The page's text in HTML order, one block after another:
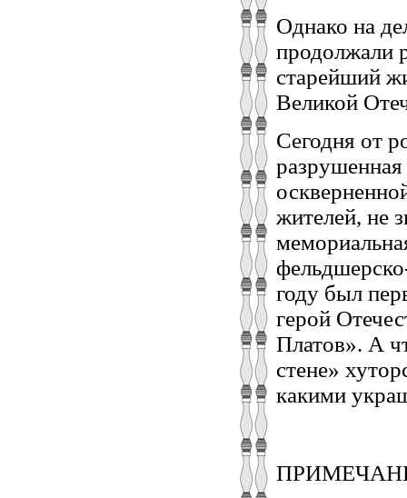
Однако на
продолжали
старейший
Великой
Сегодня от
жителей, не
году был
герой
Платов». А
стене»
какими